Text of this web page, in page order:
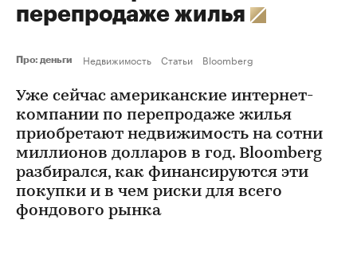
перепродаже жилья
Про: деньги Недвижимость Статьи Bloomberg
Уже сейчас американские интернет-
компании по перепродаже жилья
приобретают недвижимость на сотни
миллионов долларов в год. Bloomberg
разбирался, как финансируются эти
покупки и в чем риски для всего
фондового рынка